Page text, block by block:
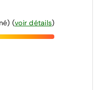
(voir détails)